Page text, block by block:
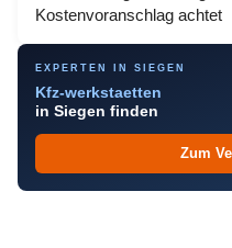
Kostenvoranschlag achtet
EXPERTEN IN SIEGEN
Kfz-werkstaetten
in Siegen finden
Zum